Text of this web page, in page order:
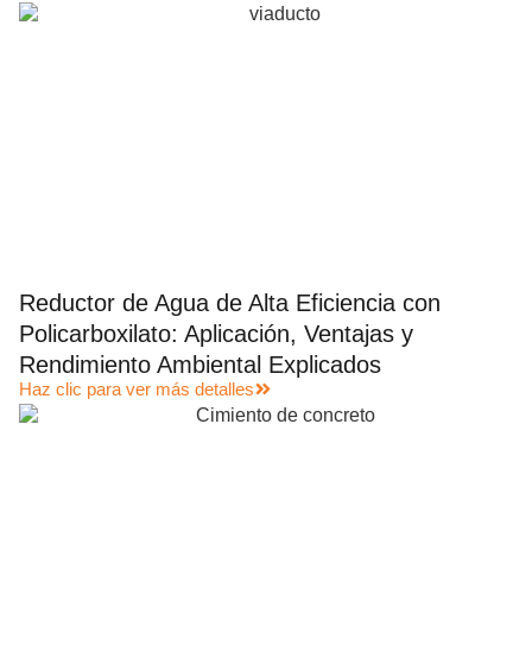
Reductor de Agua de Alta Eficiencia con
Policarboxilato: Aplicación, Ventajas y
Rendimiento Ambiental Explicados
Haz clic para ver más detalles